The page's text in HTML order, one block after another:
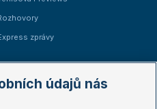
zprávy
údajů nás